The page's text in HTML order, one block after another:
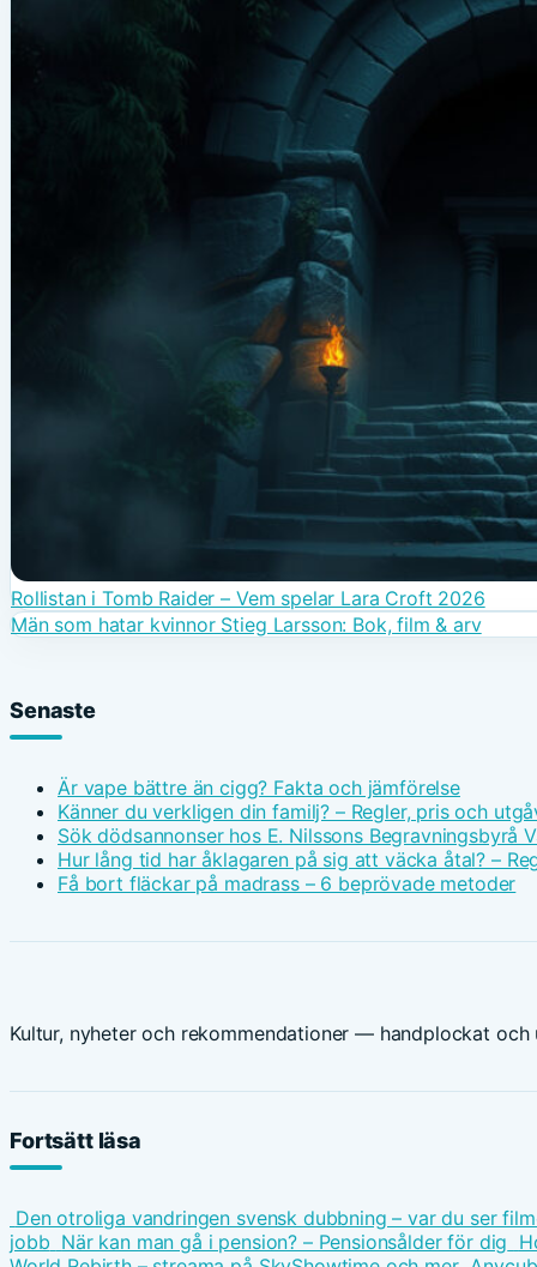
Rollistan i Tomb Raider – Vem spelar Lara Croft 2026
Män som hatar kvinnor Stieg Larsson: Bok, film & arv
Senaste
Är vape bättre än cigg? Fakta och jämförelse
Känner du verkligen din familj? – Regler, pris och
Sök dödsannonser hos E. Nilssons Begravningsbyrå
Hur lång tid har åklagaren på sig att väcka åtal? –
Få bort fläckar på madrass – 6 beprövade metoder
Kultur, nyheter och rekommendationer — handplockat
Fortsätt läsa
Den otroliga vandringen svensk dubbning – var du ser
jobb När kan man gå i pension? – Pensionsålder för dig